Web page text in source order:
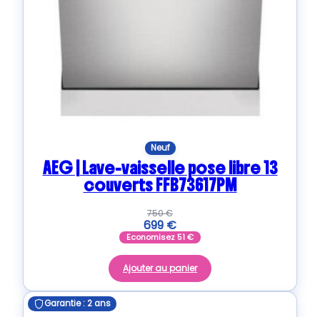
Neuf
AEG | Lave-vaisselle pose libre 13
couverts FFB73617PM
750€
699 €
Economisez 51€
Ajouter au panier
Garantie : 2 ans